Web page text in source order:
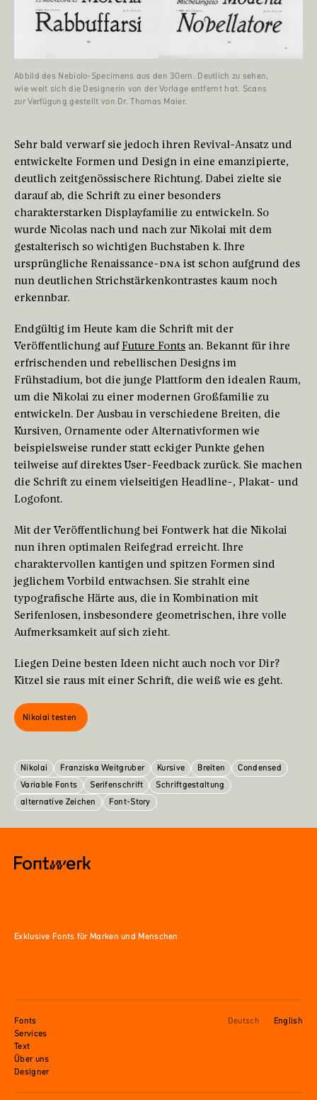
Abbild des Nebiolo-Specimens aus den 30ern. Deutlich zu sehen,
wie weit sich die Designerin von der Vorlage entfernt hat. Scans
zur Verfügung gestellt von Dr. Thomas Maier.
Sehr bald verwarf sie jedoch ihren Revival-Ansatz und
entwickelte Formen und Design in eine emanzipierte,
deutlich zeitgenössischere Richtung. Dabei zielte sie
darauf ab, die Schrift zu einer besonders
charakterstarken Displayfamilie zu entwickeln. So
wurde Nicolas nach und nach zur Nikolai mit dem
gestalterisch so wichtigen Buchstaben k. Ihre
ursprüngliche Renaissance-DNA ist schon aufgrund des
nun deutlichen Strichstärkenkontrastes kaum noch
erkennbar.
Endgültig im Heute kam die Schrift mit der
Veröffentlichung aufFuture Fonts an. Bekannt für ihre
erfrischenden und rebellischen Designs im
Frühstadium, bot die junge Plattform den idealen Raum,
um die Nikolai zu einer modernen Großfamilie zu
entwickeln. Der Ausbau in verschiedene Breiten, die
Kursiven, Ornamente oder Alternativformen wie
beispielsweise runder statt eckiger Punkte gehen
teilweise auf direktes User-Feedback zurück. Sie machen
die Schrift zu einem vielseitigen Headline-, Plakat- und
Logofont.
Mit der Veröffentlichung bei Fontwerk hat die Nikolai
nun ihren optimalen Reifegrad erreicht. Ihre
charaktervollen kantigen und spitzen Formen sind
jeglichem Vorbild entwachsen. Sie strahlt eine
typografische Härte aus, die in Kombination mit
Serifenlosen, insbesondere geometrischen, ihre volle
Aufmerksamkeit auf sich zieht.
Liegen Deine besten Ideen nicht auch noch vor Dir?
Kitzel sie raus mit einer Schrift, die weiß wie es geht.
Nikolai testen
Nikolai Franziska Weitgruber Kursive Breiten
Condensed
Variable Fonts
Serifenschrift
Schriftgestaltung
alternative Zeichen
Font-Story
Exklusive Fonts für Marken und Menschen
Fonts
Services
Text
Über uns
Designer
Deutsch English